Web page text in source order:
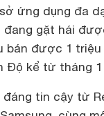
ứng dụng đa
đang gặt hái
bán được 1
Độ kể từ tháng 1
đáng tin cậy từ